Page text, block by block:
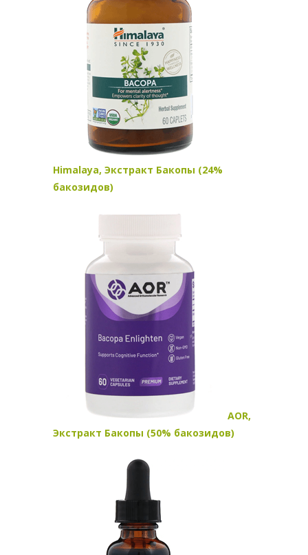
Himalaya, Экстракт Бакопы (24%
бакозидов)
AOR,
Экстракт Бакопы (50% бакозидов)